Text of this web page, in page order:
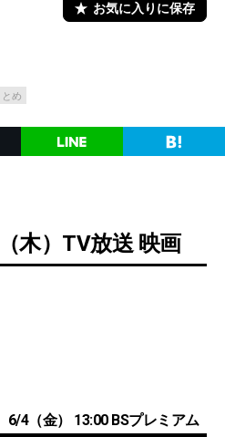
お気に入りに保存
とめ
木）TV放送 映画
6/4（金） 13:00 BSプレミアム